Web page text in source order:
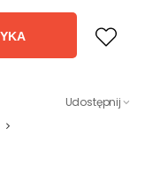
Udostępnij